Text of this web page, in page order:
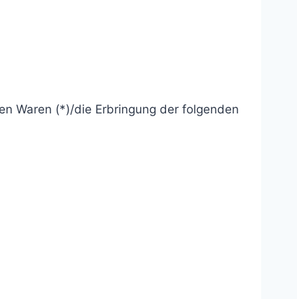
Waren (*)/die Erbringung der folgenden